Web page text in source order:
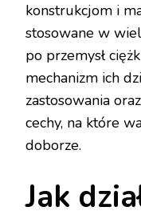
konstrukcjom i
stosowane w
po przemysł
mechanizm ich
zastosowania
cechy, na które
doborze.
Jak